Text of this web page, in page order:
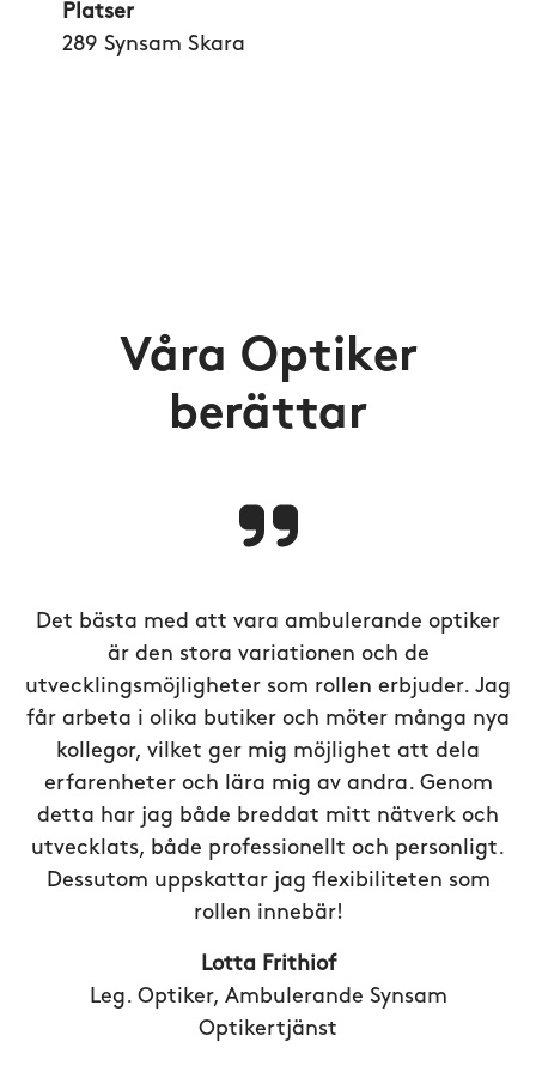
Platser
289 Synsam Skara
Våra Optiker
berättar
Det bästa med att vara ambulerande optiker
är den stora variationen och de
utvecklingsmöjligheter som rollen erbjuder. Jag
får arbeta i olika butiker och möter många nya
kollegor, vilket ger mig möjlighet att dela
erfarenheter och lära mig av andra. Genom
detta har jag både breddat mitt nätverk och
utvecklats, både professionellt och personligt.
Dessutom uppskattar jag flexibiliteten som
rollen innebär!
Lotta Frithiof
Leg. Optiker, Ambulerande Synsam
Optikertjänst